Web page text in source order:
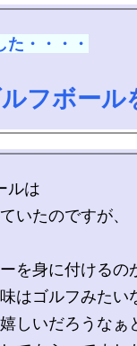
・・・・
フボール
ルは
いたのですが、
を身に付けるの
はゴルフみたい
しいだろうなぁ